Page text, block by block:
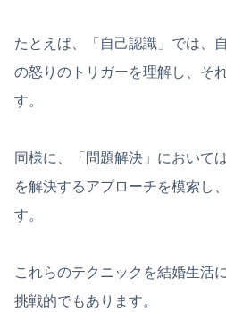
たとえば、「自己認識」では、
の怒りのトリガーを理解し、そ
す。
同様に、「問題解決」において
を解決するアプローチを模索し
す。
これらのテクニックを結婚生活
挑戦的でもあります。